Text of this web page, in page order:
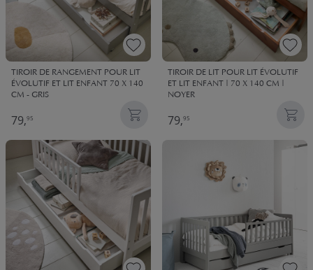
TIROIR DE RANGEMENT POUR LIT
ÉVOLUTIF ET LIT ENFANT 70 X 140
CM - GRIS
79,95
TIROIR DE LIT POUR LIT ÉVOLUTIF
ET LIT ENFANT | 70 X 140 CM |
NOYER
79,95